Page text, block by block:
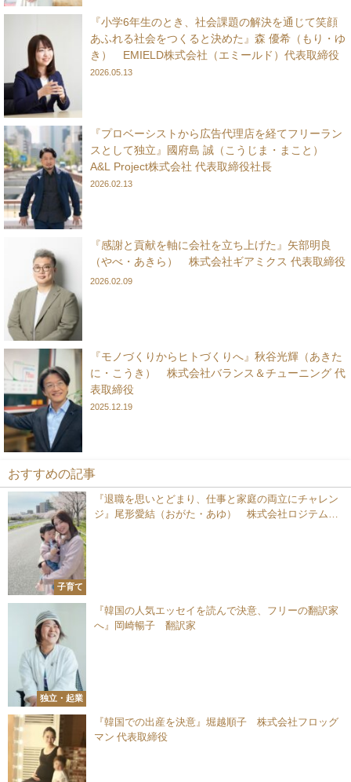
『小学6年生のとき、社会課題の解決を通じて笑顔
あふれる社会をつくると決めた』森 優希（もり・ゆ
き） EMIELD株式会社（エミールド）代表取締役
2026.05.13
『プロベーシストから広告代理店を経てフリーラン
スとして独立』國府島 誠（こうじま・まこと）
A&L Project株式会社 代表取締役社長
2026.02.13
『感謝と貢献を軸に会社を立ち上げた』矢部明良
（やべ・あきら） 株式会社ギアミクス 代表取締役
2026.02.09
『モノづくりからヒトづくりへ』秋谷光輝（あきた
に・こうき） 株式会社バランス＆チューニング 代
表取締役
2025.12.19
おすすめの記事
子育て
『退職を思いとどまり、仕事と家庭の両立にチャレン
ジ』尾形愛結（おがた・あゆ） 株式会社ロジテム九
独立・起業
『韓国の人気エッセイを読んで決意、フリーの翻訳家
へ』岡崎暢子 翻訳家
『韓国での出産を決意』堀越順子 株式会社フロッグ
マン 代表取締役